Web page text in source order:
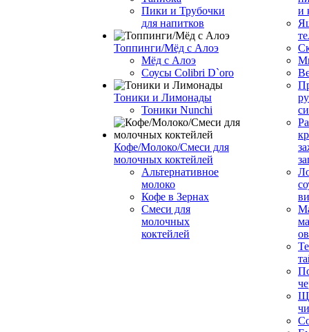
Пики и Трубочки
для напитков
Топпинги/Мёд с Алоэ
Мёд с Алоэ
Соусы Colibri D`oro
Тоники и Лимонады
Тоники Nunchi
Кофе/Молоко/Смеси для
молочных коктейлей
Альтернативное
молоко
Кофе в Зернах
Смеси для
молочных
коктейлей
и